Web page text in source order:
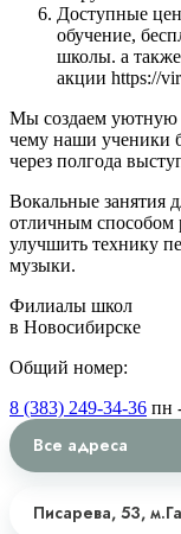
Доступные
обучение,
школы. а также
акции https://
Мы создаем уютную
чему наши ученики
через полгода
Вокальные занятия
отличным способом
улучшить технику
музыки.
Филиалы школ
в Новосибирске
Общий номер:
8 (383) 249-34-36 пн
Все адреса
Писарева, 53,